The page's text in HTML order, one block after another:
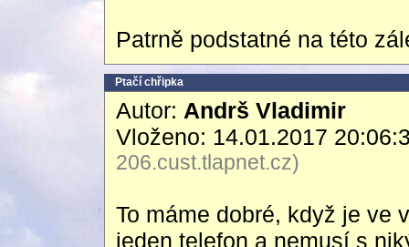
Patrně podstatné na této
Ptačí chřipka
Autor: Andrš Vladimir
Vloženo: 14.01.2017
206.cust.tlapnet.cz)
To máme dobré, když je ve
jeden telefon a nemusí s